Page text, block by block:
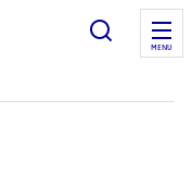
Ouvrir
MENU